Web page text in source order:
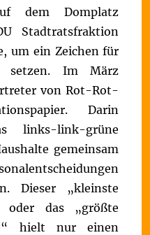
dem Domplatz
Stadtratsfraktion
um ein Zeichen für
setzen. Im März
von Rot-Rot-
Darin
links-link-grüne
gemeinsam
Dieser „kleinste
oder das „größte
hielt nur einen